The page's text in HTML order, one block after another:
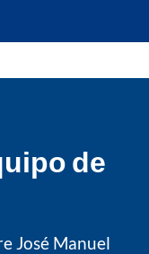
de
José Manuel